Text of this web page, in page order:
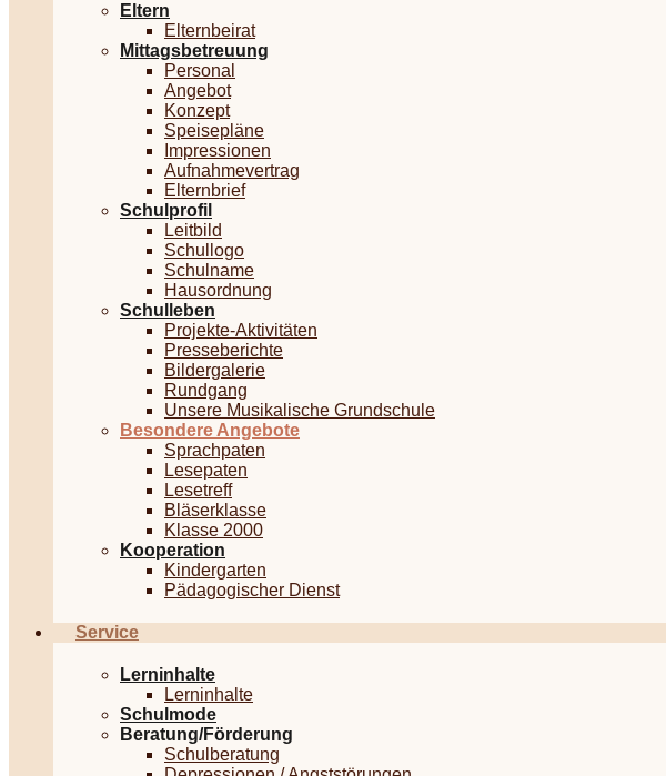
Eltern
Elternbeirat
Mittagsbetreuung
Personal
Angebot
Konzept
Speisepläne
Impressionen
Aufnahmevertrag
Elternbrief
Schulprofil
Leitbild
Schullogo
Schulname
Hausordnung
Schulleben
Projekte-Aktivitäten
Presseberichte
Bildergalerie
Rundgang
Unsere Musikalische Grundschule
Besondere Angebote
Sprachpaten
Lesepaten
Lesetreff
Bläserklasse
Klasse 2000
Kooperation
Kindergarten
Pädagogischer Dienst
Service
Lerninhalte
Lerninhalte
Schulmode
Beratung/Förderung
Schulberatung